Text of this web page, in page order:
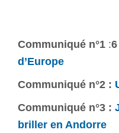
Communiqué n°1 :6
d’Europe
Communiqué n°2 :
Communiqué n°3 :
briller en Andorre